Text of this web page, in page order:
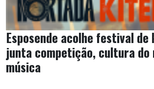
Esposende acolhe festival
junta competição, cultura do
música